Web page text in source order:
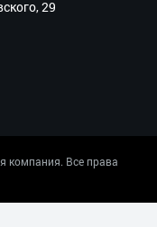
29
компания. Все права